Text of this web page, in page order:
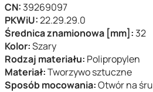
CN: 39269097
PKWiU:22.29.29.0
Średnica znamionowa [mm]: 32
Kolor:Szary
Rodzaj materiału: Polipropylen
Materiał:Tworzywo sztuczne
Sposób mocowania:Otwór na